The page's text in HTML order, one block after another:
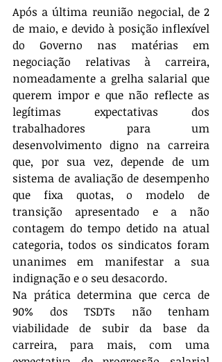
Após a última reunião negocial, de 2
de maio, e devido à posição inflexível
do Governo nas matérias em
negociação relativas à carreira,
nomeadamente a grelha salarial que
querem impor e que não reflecte as
legítimas expectativas dos
trabalhadores para um
desenvolvimento digno na carreira
que, por sua vez, depende de um
sistema de avaliação de desempenho
que fixa quotas, o modelo de
transição apresentado e a não
contagem do tempo detido na atual
categoria, todos os sindicatos foram
unanimes em manifestar a sua
indignação e o seu desacordo.
Na prática determina que cerca de
90% dos TSDTs não tenham
viabilidade de subir da base da
carreira, para mais, com uma